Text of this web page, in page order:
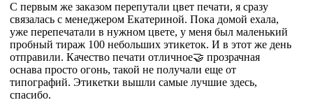
С первым же заказом перепутали цвет печати, я сразу
связалась с менеджером Екатериной. Пока домой ехала,
уже перепечатали в нужном цвете, у меня был маленький
пробный тираж 100 небольших этикеток. И в этот же день
отправили. Качество печати отличное🤝 прозрачная
оснава просто огонь, такой не получали еще от
типографий. Этикетки вышли самые лучшие здесь,
спасибо.